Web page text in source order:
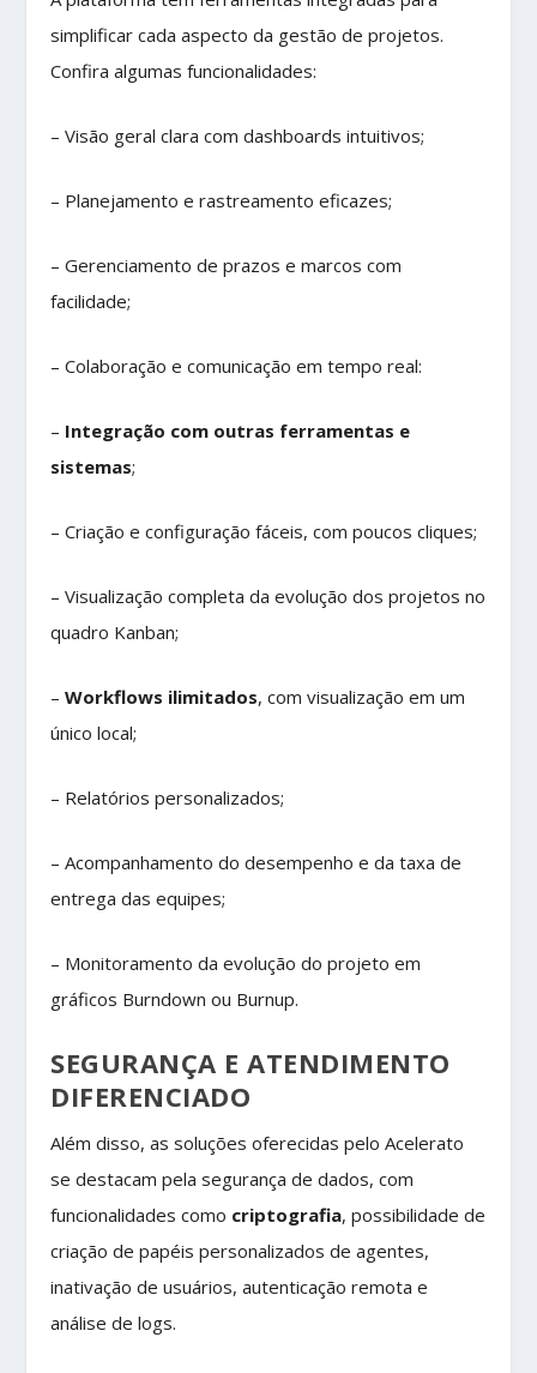
simplificar cada aspecto da gestão de projetos.
Confira algumas funcionalidades:
– Visão geral clara com dashboards intuitivos;
– Planejamento e rastreamento eficazes;
– Gerenciamento de prazos e marcos com
facilidade;
– Colaboração e comunicação em tempo real:
– Integração com outras ferramentas e
sistemas;
– Criação e configuração fáceis, com poucos cliques;
– Visualização completa da evolução dos projetos no
quadro Kanban;
–Workflows ilimitados, com visualização em um
único local;
– Relatórios personalizados;
– Acompanhamento do desempenho e da taxa de
entrega das equipes;
– Monitoramento da evolução do projeto em
gráficos Burndown ou Burnup.
SEGURANÇA E ATENDIMENTO
DIFERENCIADO
Além disso, as soluções oferecidas pelo Acelerato
se destacam pela segurança de dados, com
funcionalidades como criptografia, possibilidade de
criação de papéis personalizados de agentes,
inativação de usuários, autenticação remota e
análise de logs.